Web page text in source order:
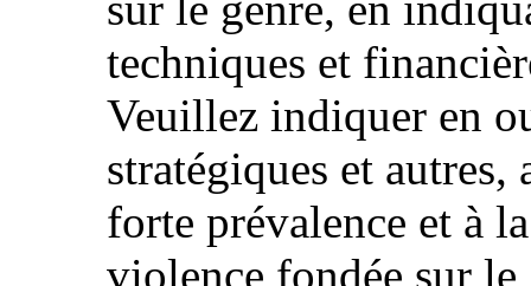
techniques et
Veuillez indiquer en
stratégiques et autres,
forte prévalence et à
violence fondée sur le